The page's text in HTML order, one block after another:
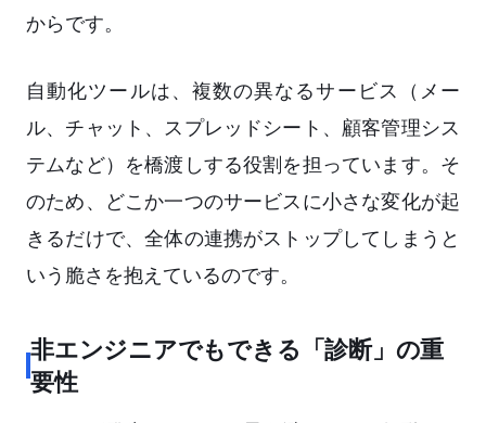
からです。
自動化ツールは、複数の異なるサービス（メー
ル、チャット、スプレッドシート、顧客管理シス
テムなど）を橋渡しする役割を担っています。そ
のため、どこか一つのサービスに小さな変化が起
きるだけで、全体の連携がストップしてしまうと
いう脆さを抱えているのです。
非エンジニアでもできる「診断」の重
要性